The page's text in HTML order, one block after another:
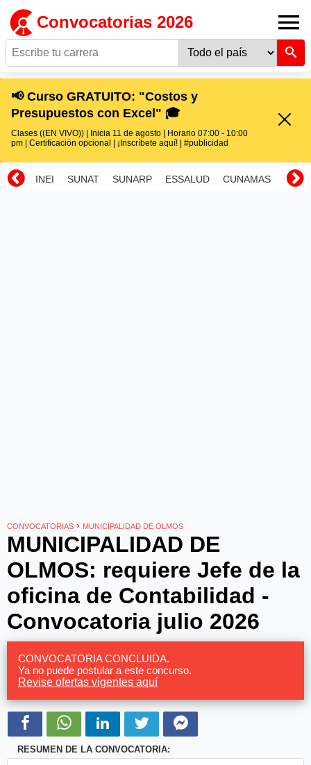
Convocatorias 2026
📢 Curso GRATUITO: "Costos y
Presupuestos con Excel" 🎓
Clases ((EN VIVO)) | Inicia 11 de agosto | Horario 07:00 - 10:00
pm | Certificación opcional | ¡Inscríbete aquí! | #publicidad
INEI SUNAT SUNARP ESSALUD CUNAMAS
CONVOCATORIAS › MUNICIPALIDAD DE OLMOS
MUNICIPALIDAD DE
OLMOS: requiere Jefe de la
oficina de Contabilidad -
Convocatoria julio 2026
CONVOCATORIA CONCLUIDA.
Ya no puede postular a este concurso.
Revise ofertas vigentes aquí
RESUMEN DE LA CONVOCATORIA: